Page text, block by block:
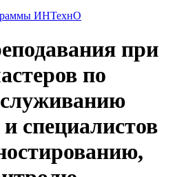
ИНТехнО
при
по
специалистов